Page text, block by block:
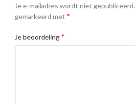
Je e-mailadres wordt niet gepubliceerd.
gemarkeerd met *
Je beoordeling*